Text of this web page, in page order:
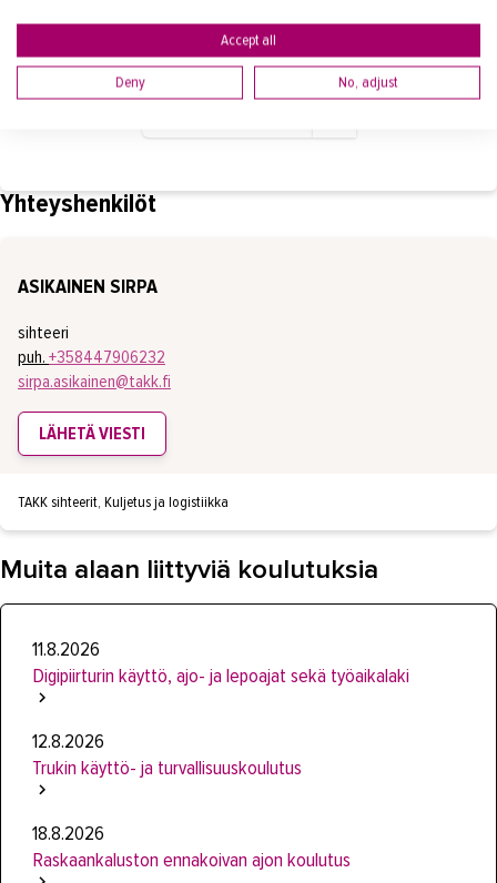
Tilaa koulutusvahti
Voit tilata sähköpostiisi ilmoituksen, kun seuraava
koulutus julkaistaan.
Yhteyshenkilöt
ASIKAINEN SIRPA
sihteeri
puh. +358447906232
sirpa.asikainen@takk.fi
LÄHETÄ VIESTI
TAKK sihteerit, Kuljetus ja logistiikka
Muita alaan liittyviä koulutuksia
11.8.2026
Digipiirturin käyttö, ajo- ja lepoajat sekä työaikalaki
12.8.2026
Trukin käyttö- ja turvallisuuskoulutus
18.8.2026
Raskaankaluston ennakoivan ajon koulutus
Accept all
Deny No, adjust